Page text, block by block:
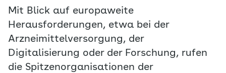
Mit Blick auf europaweite
Herausforderungen, etwa bei der
Arzneimittelversorgung, der
Digitalisierung oder der Forschung, rufen
die Spitzenorganisationen der